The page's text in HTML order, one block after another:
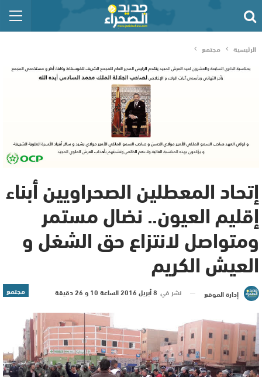
الرئيسية مجتمع
إتحاد المعطلين الصحراويين أبناء
إقليم العيون.. نضال مستمر
ومتواصل لانتزاع حق الشغل و
العيش الكريم
مجتمع إدارة الموقع نشر في 8 أبريل 2016 الساعة 10 و 26 دقيقة